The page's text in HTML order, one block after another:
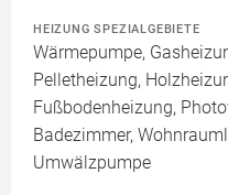
HEIZUNG SPEZIALGEBIETE
Wärmepumpe,
Pelletheizung,
Fußbodenheizung,
Badezimmer,
Umwälzpumpe